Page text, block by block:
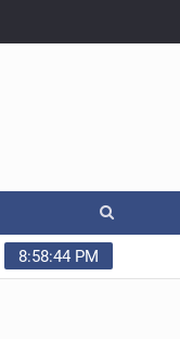
8:58:45 PM